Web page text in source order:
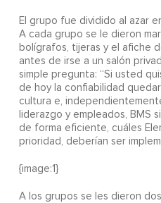
El grupo fue dividido al azar
A cada grupo se le dieron
bolígrafos, tijeras y el afiche
antes de irse a un salón
simple pregunta: “Si usted
de hoy la confiabilidad
cultura e,
liderazgo y empleados, BMS
de forma eficiente, cuáles
prioridad, deberían ser
{image:1}
A los grupos se les dieron